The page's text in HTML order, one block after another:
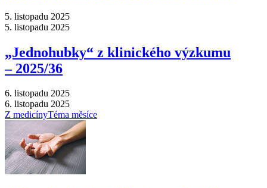
5. listopadu 2025
5. listopadu 2025
„Jednohubky“ z klinického výzkumu
–⁠ 2025/36
6. listopadu 2025
6. listopadu 2025
Z medicínyTéma měsíce